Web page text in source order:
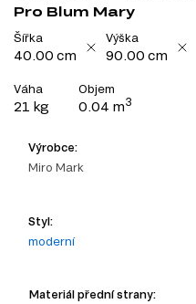
Pro Blum Mary
Šířka
40.00 cm
Výška
90.00 cm
Váha
21 kg
Objem
0.04 m3
Výrobce:
Miro Mark
Styl:
moderní
Materiál přední strany: